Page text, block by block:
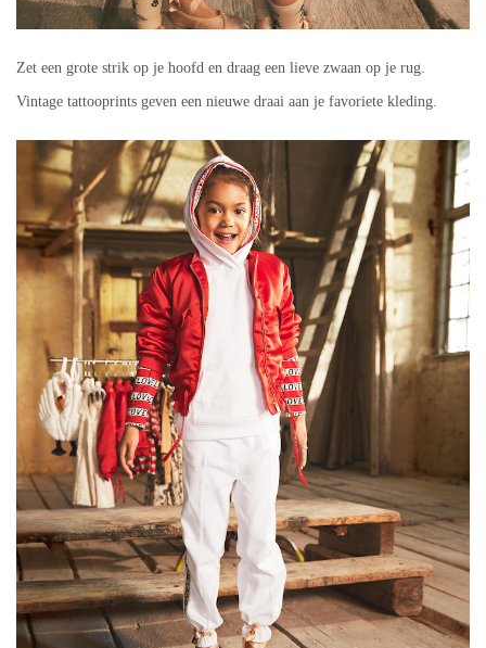
Zet een grote strik op je hoofd en draag een lieve zwaan op je rug.
Vintage tattooprints geven een nieuwe draai aan je favoriete kleding.